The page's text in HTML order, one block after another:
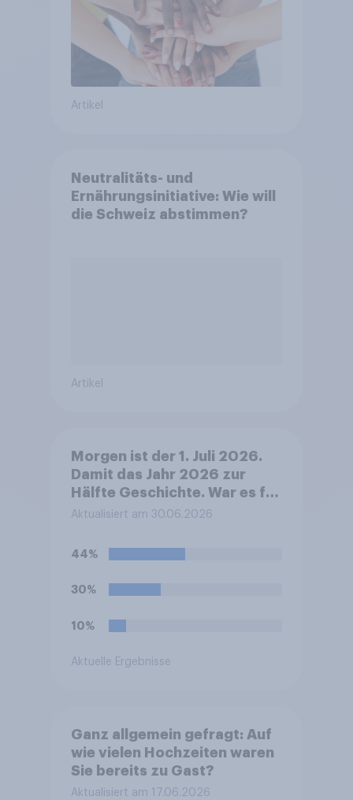
Artikel
Neutralitäts- und
Ernährungsinitiative: Wie will
die Schweiz abstimmen?
Artikel
Morgen ist der 1. Juli 2026.
Damit das Jahr 2026 zur
Hälfte Geschichte. War es für
Sie persönlich ein gutes oder
Aktualisiert am 30.06.2026
44%
30%
10%
Aktuelle Ergebnisse
Ganz allgemein gefragt: Auf
wie vielen Hochzeiten waren
Sie bereits zu Gast?
Aktualisiert am 17.06.2026